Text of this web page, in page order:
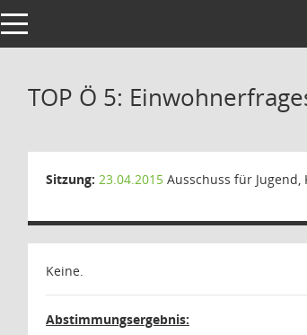
Toggle navigation
TOP Ö 5:
Sitzung: 23.04.2015 Ausschuss für
Keine.
Abstimmungsergebnis: